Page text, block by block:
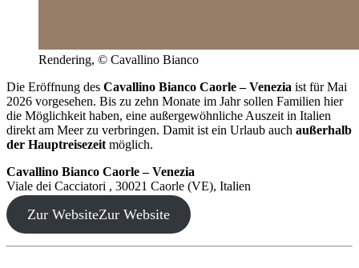
Rendering, © Cavallino Bianco
Die Eröffnung des Cavallino Bianco Caorle – Venezia ist für Mai
2026 vorgesehen. Bis zu zehn Monate im Jahr sollen Familien hier
die Möglichkeit haben, eine außergewöhnliche Auszeit in Italien
direkt am Meer zu verbringen. Damit ist ein Urlaub auch außerhalb
der Hauptreisezeit möglich.
Cavallino Bianco Caorle – Venezia
Viale dei Cacciatori , 30021 Caorle (VE), Italien
Zur WebsiteZur Website